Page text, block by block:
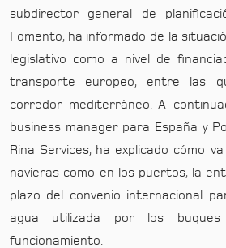
subdirector general de
Fomento, ha informado de la
legislativo como a nivel de
transporte europeo, entre las
corredor mediterráneo. A
business manager para España y
Rina Services, ha explicado cómo
navieras como en los puertos, la
plazo del convenio internacional
agua utilizada por los
funcionamiento.